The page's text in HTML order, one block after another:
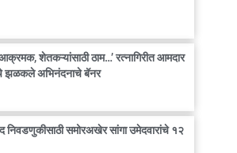
शेतकऱ्यांसाठी ठाम…’ रत्नागिरीत आमदार
झळकले अभिनंदनाचे बॅनर
निवडणुकीसाठी समोरअखेर सांगा उमेदवारांचे १२